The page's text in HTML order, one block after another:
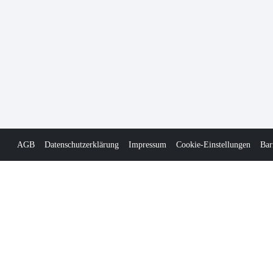
AGB Datenschutzerklärung Impressum Cookie-Einstellungen